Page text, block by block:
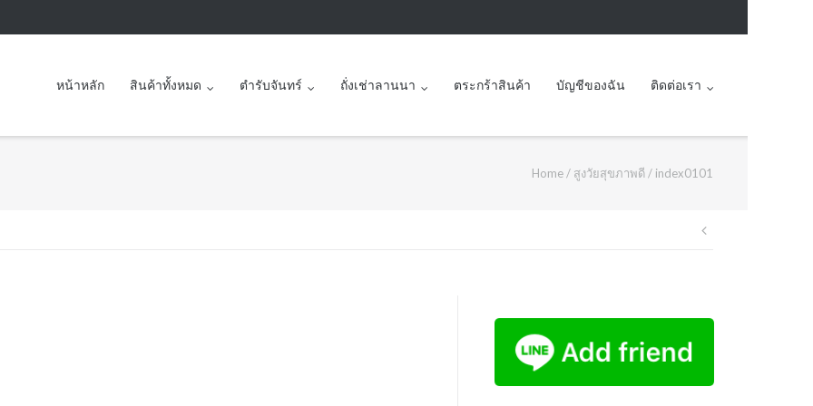
หน้าหลัก สินค้าทั้งหมด ตำรับจันทร์ ถั่งเช่าลานนา ตระกร้าสินค้า บัญชีของฉัน ติดต่อเรา
Home / สูงวัยสุขภาพดี / index0101
Post